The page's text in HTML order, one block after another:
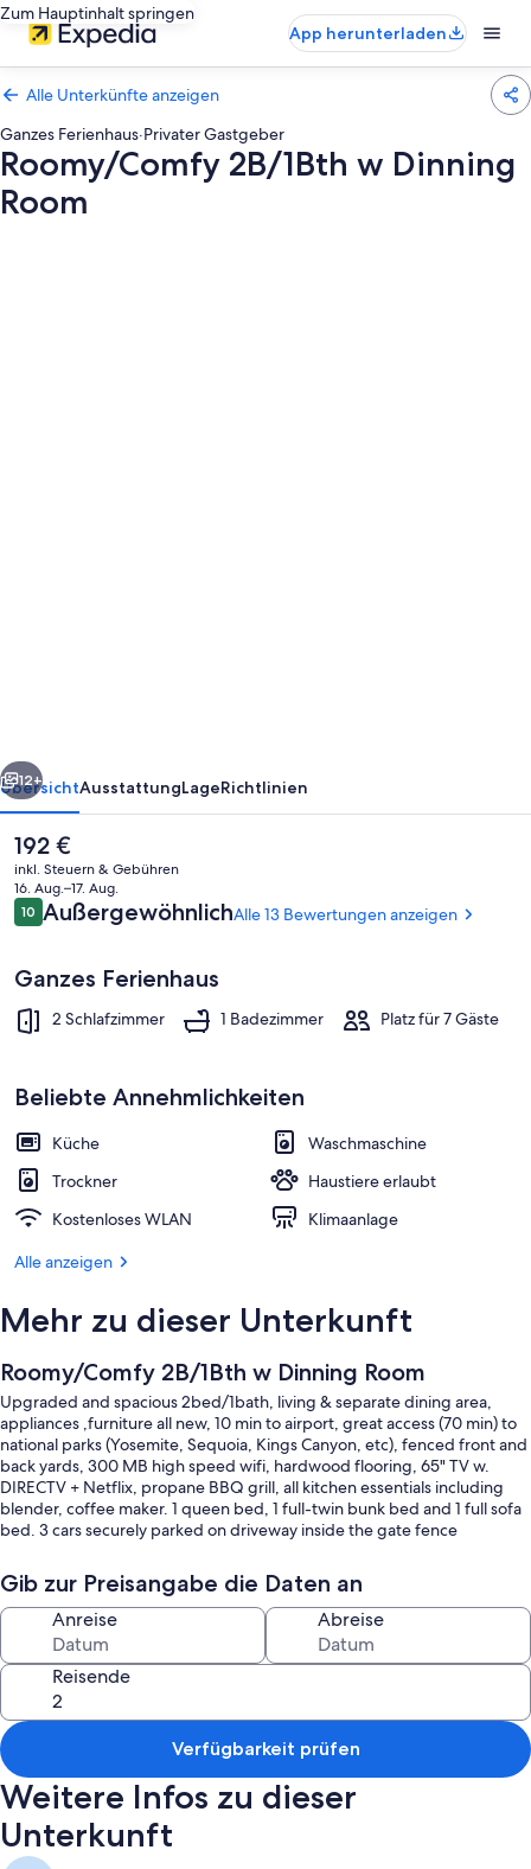
Zum Hauptinhalt springen
App herunterladen
Alle Unterkünfte anzeigen
Ganzes Ferienhaus·Privater Gastgeber
Roomy/Comfy 2B/1Bth w Dinning
Room
Außenbereich
Weiter
12+
ÜbersichtAusstattungLageRichtlinien
Der
aktuelle
Preis
beträgt
192 €.
192 €
inkl. Steuern & Gebühren
16. Aug.–17. Aug.
Bewertungen
1010 von 10.
AußergewöhnlichAlle 13 Bewertungen anzeigen
Ganzes Ferienhaus
2 Schlafzimmer 1 Badezimmer Platz für 7 Gäste
Beliebte Annehmlichkeiten
Küche
Waschmaschine
Trockner
Haustiere erlaubt
Kostenloses WLAN
Klimaanlage
Alle anzeigen
Mehr zu dieser Unterkunft
Roomy/Comfy 2B/1Bth w Dinning Room
Upgraded and spacious 2bed/1bath, living & separate dining area,
appliances ,furniture all new, 10 min to airport, great access (70 min) to
national parks (Yosemite, Sequoia, Kings Canyon, etc), fenced front and
back yards, 300 MB high speed wifi, hardwood flooring, 65" TV w.
DIRECTV + Netflix, propane BBQ grill, all kitchen essentials including
blender, coffee maker. 1 queen bed, 1 full-twin bunk bed and 1 full sofa
bed. 3 cars securely parked on driveway inside the gate fence
Gib zur Preisangabe die Daten an
Anreise Abreise
Reisende
Verfügbarkeit prüfen
Weitere Infos zu dieser
Unterkunft